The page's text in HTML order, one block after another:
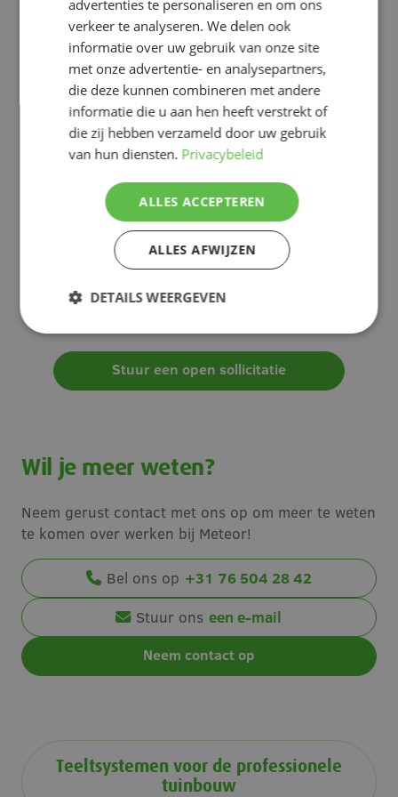
collega's en klanten wereldwijd en doe
waardevolle internationale ervaring op
Wil je bij Meteor Systems werken,
maar kun je de perfecte vacature
Wij zijn altijd op zoek naar enthousiaste,
gemotiveerde mensen die zich bij de
Meteor Systems-familie willen voegen. Zie
je geen geschikte functie? Dien je open
sollicitatie in en we gaan kijken naar de
Stuur een open sollicitatie
Wil je meer weten?
Neem gerust contact met ons op om meer te weten
te komen over werken bij Meteor!
Bel ons op +31 76 504 28 42
Stuur ons een e-mail
Neem contact op
Teeltsystemen voor de professionele
tuinbouw
advertenties te personaliseren en om ons
verkeer te analyseren. We delen ook
informatie over uw gebruik van onze site
met onze advertentie- en analysepartners,
die deze kunnen combineren met andere
informatie die u aan hen heeft verstrekt of
die zij hebben verzameld door uw gebruik
van hun diensten. Privacybeleid
ALLES ACCEPTEREN
ALLES AFWIJZEN
DETAILS WEERGEVEN
Strikt noodzakelijk Prestatie
Targeting
Functioneel
gebruikersaanmelding en accountbeheer. De
website kan niet goed worden gebruikt zonder de
Naam
Aanbieder/Domein Vervaldatum
CookieScriptConsent
CookieScript